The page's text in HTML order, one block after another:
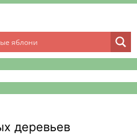
деревьев